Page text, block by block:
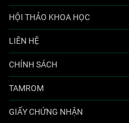
HỘI THẢO KHOA HỌC
LIÊN HỆ
CHÍNH SÁCH
TAMROM
GIẤY CHỨNG NHẬN